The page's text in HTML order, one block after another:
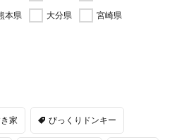
本県 大分県
宮崎県
家 びっくりドンキー